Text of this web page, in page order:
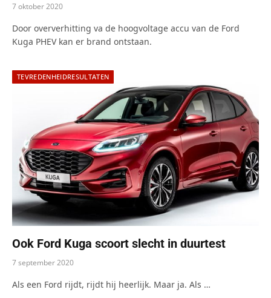
7 oktober 2020
Door oververhitting va de hoogvoltage accu van de Ford
Kuga PHEV kan er brand ontstaan.
TEVREDENHEIDRESULTATEN
Ook Ford Kuga scoort slecht in duurtest
7 september 2020
Als een Ford rijdt, rijdt hij heerlijk. Maar ja. Als …